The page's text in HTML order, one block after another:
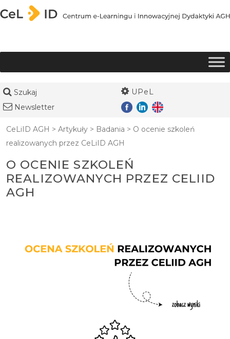
Przejdź do treści
Szukaj
UPeL
Newsletter
CeLiID AGH > Artykuły > Badania > O ocenie szkoleń
realizowanych przez CeLiID AGH
O OCENIE SZKOLEŃ
REALIZOWANYCH PRZEZ CELIID
AGH